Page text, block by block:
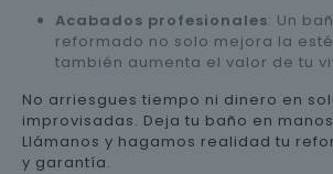
Acabados profesionales: Un
reformado no solo mejora la
también aumenta el valor de tu
No arriesgues tiempo ni dinero en
improvisadas. Deja tu baño en
Llámanos y hagamos realidad tu
y garantía.